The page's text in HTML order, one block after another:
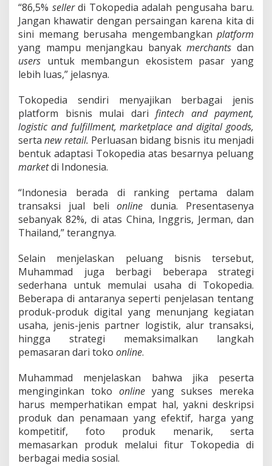
o
k
o
p
e
d
“86,5% sellerdi Tokopedia adalah pengusaha baru.
Jangan khawatir dengan persaingan karena kita di
sini memang berusaha mengembangkan platform
yang mampu menjangkau banyakmerchantsdan
users untuk membangun ekosistem pasar yang
lebih luas,” jelasnya.
Tokopedia sendiri menyajikan berbagai jenis
platform bisnis mulai dari fintech and payment,
logistic and fulfillment, marketplace and digital goods,
sertanew retail. Perluasan bidang bisnis itu menjadi
bentuk adaptasi Tokopedia atas besarnya peluang
marketdi Indonesia.
“Indonesia berada di ranking pertama dalam
transaksi jual belionlinedunia. Presentasenya
sebanyak 82%, di atas China, Inggris, Jerman, dan
Thailand,” terangnya.
Selain menjelaskan peluang bisnis tersebut,
Muhammad juga berbagi beberapa strategi
sederhana untuk memulai usaha di Tokopedia.
Beberapa di antaranya seperti penjelasan tentang
produk-produk digital yang menunjang kegiatan
usaha, jenis-jenis partner logistik, alur transaksi,
hingga strategi memaksimalkan langkah
pemasaran dari toko online.
Muhammad menjelaskan bahwa jika peserta
menginginkan toko online yang sukses mereka
harus memperhatikan empat hal, yakni deskripsi
produk dan penamaan yang efektif, harga yang
kompetitif, foto produk menarik, serta
memasarkan produk melalui fitur Tokopedia di
berbagai media sosial.